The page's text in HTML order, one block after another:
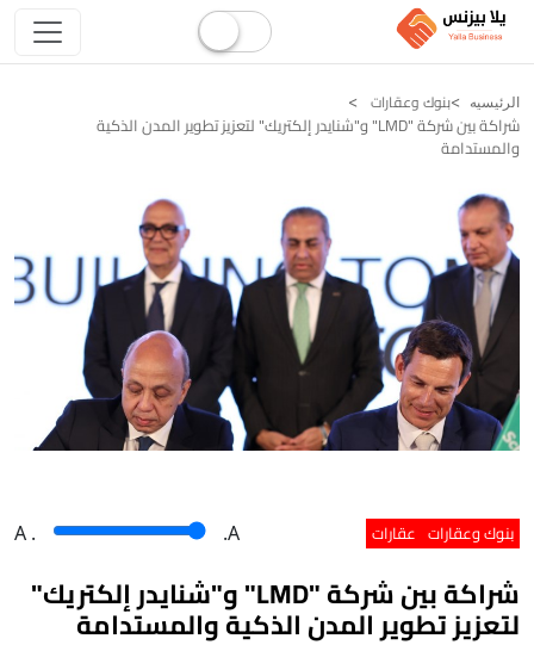
الرئيسيه بنوك وعقارات
شراكة بين شركة "LMD" و"شنايدر إلكتريك" لتعزيز تطوير المدن الذكية
والمستدامة
بنوك وعقارات عقارات A . .A
شراكة بين شركة "LMD" و"شنايدر إلكتريك"
لتعزيز تطوير المدن الذكية والمستدامة